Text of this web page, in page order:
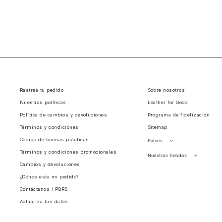
Rastrea tu pedido
Nuestras políticas
Política de cambios y devoluciones
Términos y condiciones
Código de buenas prácticas
Términos y condiciones promocionales
Cambios y devoluciones
¿Dónde esta mi pedido?
Contáctanos / PQRS
Actualiza tus datos
Sobre nosotros
Leather for Good
Programa de fidelización
Sitemap
Países
Perú
Nuestras tiendas